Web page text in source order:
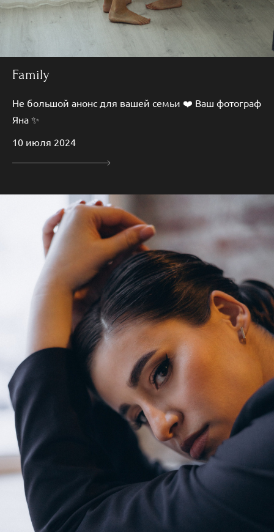
Family
Не большой анонс для вашей семьи ❤️ Ваш фотограф
Яна ✨
10 июля 2024